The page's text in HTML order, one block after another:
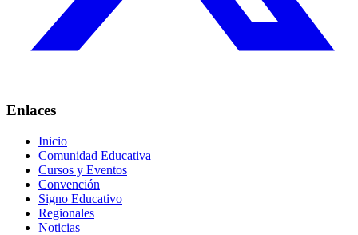
Enlaces
Inicio
Comunidad Educativa
Cursos y Eventos
Convención
Signo Educativo
Regionales
Noticias